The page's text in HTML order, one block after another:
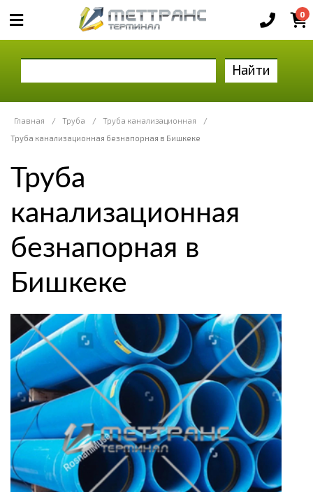
0
Найти
Главная / Труба / Труба канализационная
/
Труба канализационная безнапорная в Бишкеке
Труба
канализационная
безнапорная в
Бишкеке